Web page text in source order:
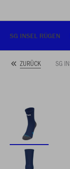
SG INSEL RÜGEN
ZURÜCK SG